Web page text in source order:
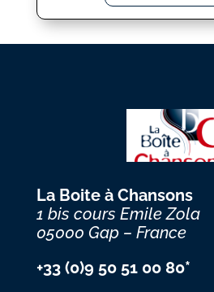
La Boite à Chansons
1 bis cours Emile Zola
05000 Gap – France
+33 (0)9 50 51 00 80*